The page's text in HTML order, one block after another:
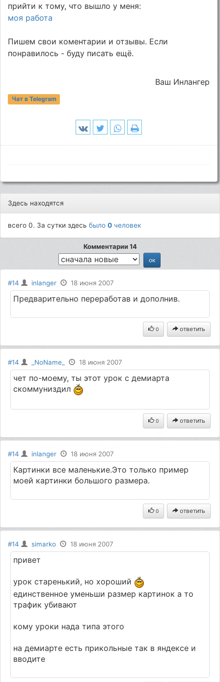
прийти к тому, что вышло у меня:
моя работа
Пишем свои коментарии и отзывы. Если
понравилось - буду писать ещё.
Ваш Инлангер
Чат в Telegram
Здесь находятся
всего 0. За сутки здесьбыло0 человек
Комментарии 14
#14 inlanger 18 июня 2007
Предварительно переработав и дополнив.
0 ответить
#14 _NoName_ 18 июня 2007
чет по-моему, ты этот урок с демиарта
скоммуниздил
0 ответить
#14 inlanger 18 июня 2007
Картинки все маленькие.Это только пример
моей картинки большого размера.
0 ответить
#14 simarko 18 июня 2007
привет
урок старенький, но хороший
единственное уменьши размер картинок а то
трафик убивают
кому уроки нада типа этого
на демиарте есть прикольные так в яндексе и
вводите